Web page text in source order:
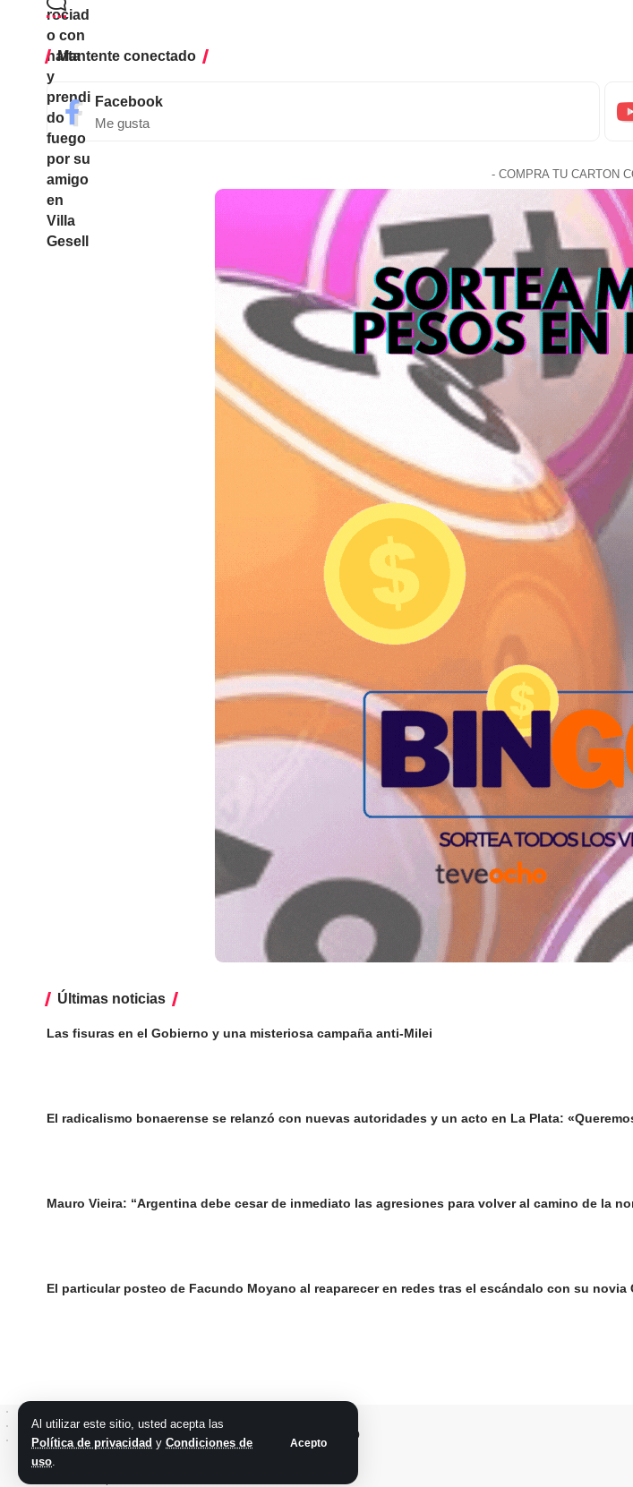
Al utilizar este sitio, usted acepta las
Política de privacidad y Condiciones de
uso.
Acepto
Mantente conectado
Facebook
Me gusta
- COMPRA TU CARTON
Últimas noticias
Las fisuras en el Gobierno y una misteriosa campaña anti-Milei
El radicalismo bonaerense se relanzó con nuevas autoridades y un acto en La Plata:
Mauro Vieira: “Argentina debe cesar de inmediato las agresiones para volver al camino de la
El particular posteo de Facundo Moyano al reaparecer en redes tras el escándalo con su novia